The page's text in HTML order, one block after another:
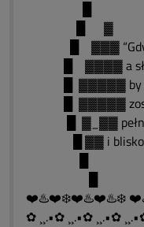
█ ▓
█ ▓▓▓ “Gdy
█ ▓▓▓▓ a
█ ▓▓▓▓▓ by
█ ▓▓▓▓▓
█ ▓_▓▓ pełne
█ ▓▓ i bliskość
❤️♨️❤️❄️❤️♨️❤️♨️❄️
✿ ¸¸.•✿ ¸¸.•✿ ¸¸.•✿